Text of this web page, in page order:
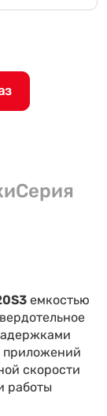
Серия
емкостью
приложений
скорости
работы